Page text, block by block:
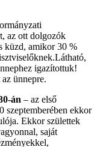
az ott dolgozók
küzd, amikor 30 %
igazítottuk!
ünnepre.
án – az első
szeptemberében ekkor
Ekkor születtek
saját